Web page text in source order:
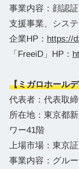
事業内容：顔認
支援事業、シス
企業HP： https://
「FreeiD」HP：
【ミガロホール
代表者：代表取
所在地：東京都
ワー41階
上場市場：東京
事業内容：グル